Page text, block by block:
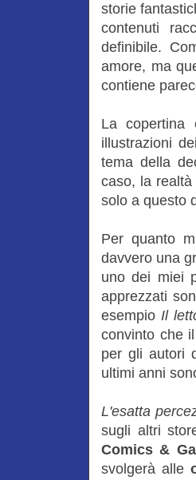
storie
contenuti
definibile.
amore, ma
contiene
La
illustrazioni
tema della
caso, la
solo a questo
Per quanto
davvero una
uno dei miei
apprezzati
esempioIl
convinto che
per gli autori
ultimi anni
L'esatta
sugli altri
Comics &
svolgerà alle